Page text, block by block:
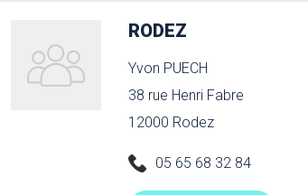
RODEZ
Yvon PUECH
38 rue Henri Fabre
12000 Rodez
05 65 68 32 84